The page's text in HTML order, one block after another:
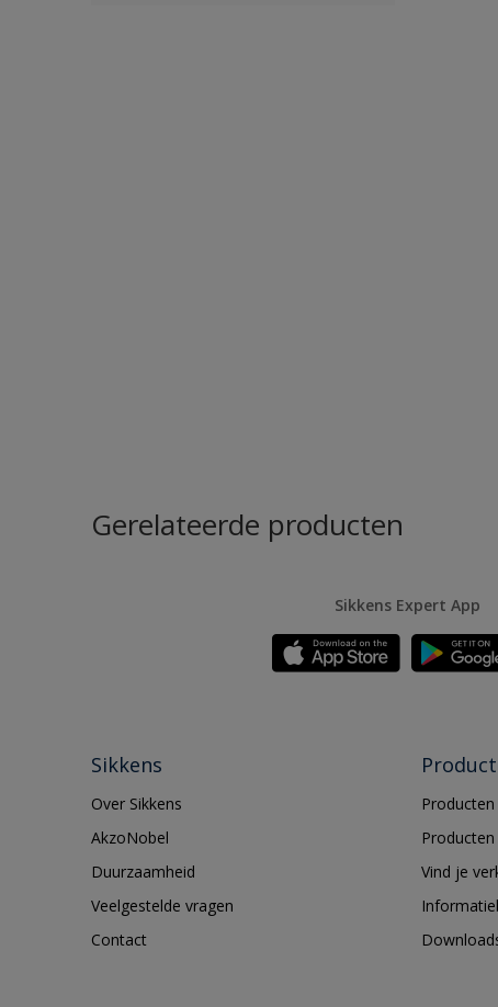
Gerelateerde producten
Sikkens Expert App
Sikkens
Over Sikkens
AkzoNobel
Duurzaamheid
Veelgestelde vragen
Contact
Vind je